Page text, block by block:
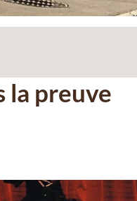
la preuve